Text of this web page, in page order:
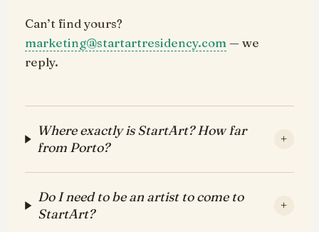
Can’t find yours?
marketing@startartresidency.com — we
reply.
Where exactly is StartArt? How far
from Porto?
+
Do I need to be an artist to come to
StartArt?
+